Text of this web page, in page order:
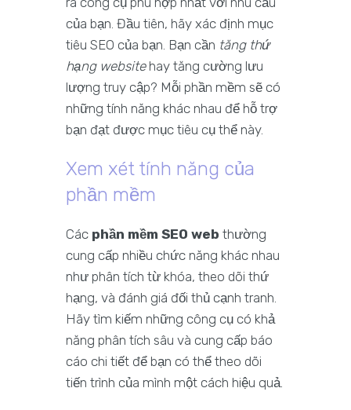
của bạn. Đầu tiên, hãy xác định mục
tiêu SEO của bạn. Bạn cần tăng thứ
hạng websitehay tăng cường lưu
lượng truy cập? Mỗi phần mềm sẽ có
những tính năng khác nhau để hỗ trợ
bạn đạt được mục tiêu cụ thể này.
Xem xét tính năng của
phần mềm
Các phần mềm SEO web thường
cung cấp nhiều chức năng khác nhau
như phân tích từ khóa, theo dõi thứ
hạng, và đánh giá đối thủ cạnh tranh.
Hãy tìm kiếm những công cụ có khả
năng phân tích sâu và cung cấp báo
cáo chi tiết để bạn có thể theo dõi
tiến trình của mình một cách hiệu quả.